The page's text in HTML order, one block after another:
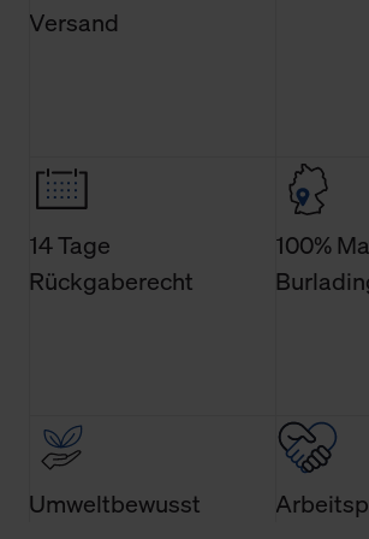
Änderung gesammelten Daten.
Versand
14 Tage
Rückgaberecht
100%
Umweltbewusst